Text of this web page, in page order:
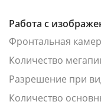
Работа с
Фронтальная
Количество
Разрешение при
Количество